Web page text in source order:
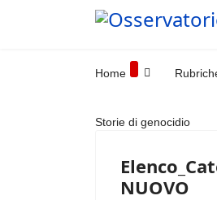
Home
Storie di genocidio
NUOVO